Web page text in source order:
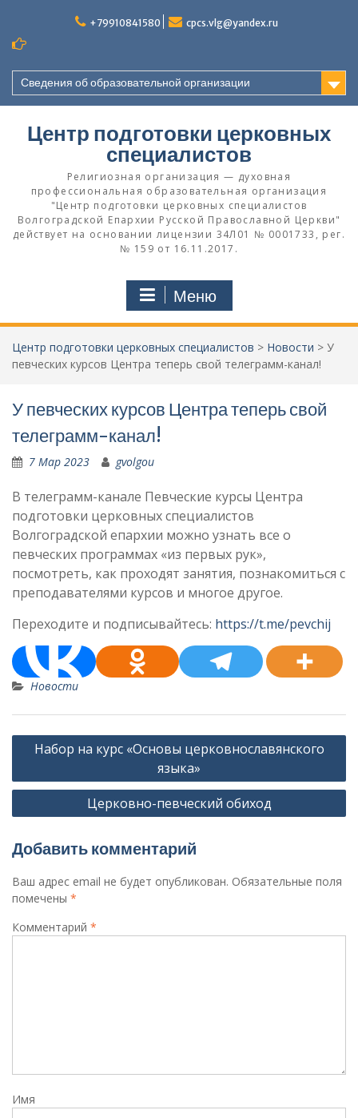
содержимому
+79910841580 cpcs.vlg@yandex.ru
Сведения об образовательной организации
Центр подготовки церковных
специалистов
Религиозная организация — духовная
профессиональная образовательная организация
"Центр подготовки церковных специалистов
Волгоградской Eпархии Русской Православной Церкви"
действует на основании лицензии 34Л01 № 0001733, рег.
№ 159 от 16.11.2017.
Меню
Центр подготовки церковных специалистов > Новости > У
певческих курсов Центра теперь свой телеграмм-канал!
У певческих курсов Центра теперь свой
телеграмм-канал!
7 Мар 2023 gvolgou
В телеграмм-канале Певческие курсы Центра
подготовки церковных специалистов
Волгоградской епархии можно узнать все о
певческих программах «из первых рук»,
посмотреть, как проходят занятия, познакомиться с
преподавателями курсов и многое другое.
Переходите и подписывайтесь: https://t.me/pevchij
Новости
Навигация
записям
Набор на курс «Основы церковнославянского
языка»
Церковно-певческий обиход
Добавить комментарий
Ваш адрес email не будет опубликован. Обязательные поля
помечены *
Комментарий *
Имя